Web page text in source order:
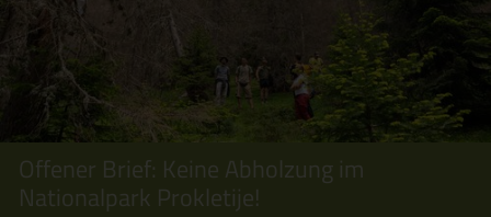
Offener Brief: Keine Abholzung im
Nationalpark Prokletije!